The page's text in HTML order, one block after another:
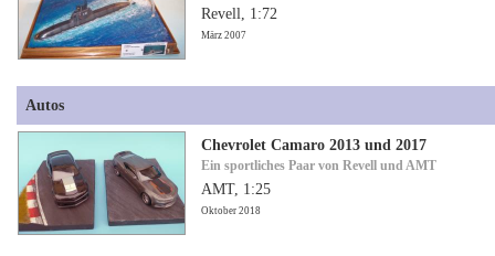
Revell, 1:72
März 2007
Autos
Chevrolet Camaro 2013 und 2017
Ein sportliches Paar von Revell und AMT
AMT, 1:25
Oktober 2018